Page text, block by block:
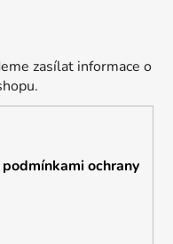
zasílat informace o
podmínkami ochrany